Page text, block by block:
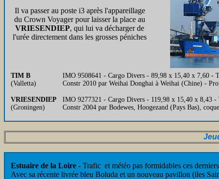
Il va passer au poste i3 après l'appareillage
du Crown Voyager pour laisser la place au
VRIESENDIEP, qui lui va décharger de
l'urée directement dans les grosses péniches
TIM B
(Valletta)
IMO 9508641 - Cargo Divers - 89,98 x 15,40 x 7,60
Constr 2010 par Weihai Donghai à Weihai (Chine) -
VRIESENDIEP
(Groningen)
IMO 9277321 - Cargo Divers - 119,98 x 15,40 x 8,43
Constr 2004 par Bodewes, Hoogezand (Pays Bas),
Estuaire de la Loire - Trafic et météo pas formidables ces
Avec sa récente livrée bleu Boluda et un nouveau pavillon (iles